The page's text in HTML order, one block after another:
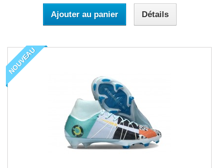
Ajouter au panier Détails
NOUVEAU